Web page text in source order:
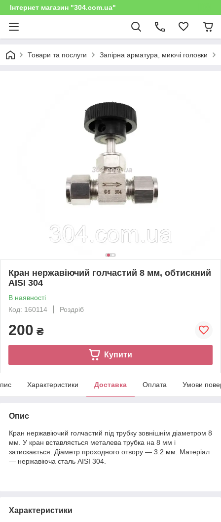
Інтернет магазин "304.com.ua"
Товари та послуги Запірна арматура, миючі головки
Кран нержавіючий голчастий 8 мм, обтискний
AISI 304
В наявності
Код: 160114
Роздріб
200 ₴
Купити
Характеристики Доставка Оплата Умови
Опис
Кран нержавіючий голчастий під трубку зовнішнім діаметром 8
мм. У кран вставляється металева трубка на 8 мм і
затискається. Діаметр проходного отвору — 3.2 мм. Матеріал
— нержавіюча сталь AISI 304.
Характеристики